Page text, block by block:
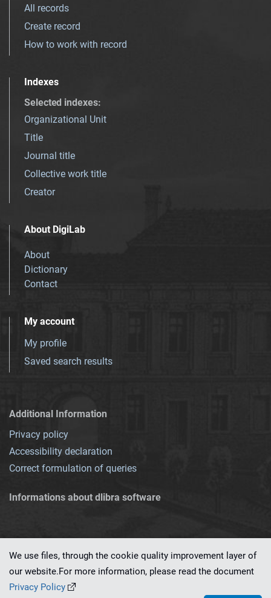
All records
Create record
How to work with record
Indexes
Selected indexes:
Organizational Unit
Title
Journal title
Collective work title
Creator
About DigiLab
About
Dictionary
Contact
My account
My profile
Saved search results
Additional Information
Privacy policy
Accessibility declaration
Correct formulation of queries
Informations about dlibra software
This service runs on
We use files, through the cookie quality improvement layer of
our website.For more information, please read the document
Privacy Policy